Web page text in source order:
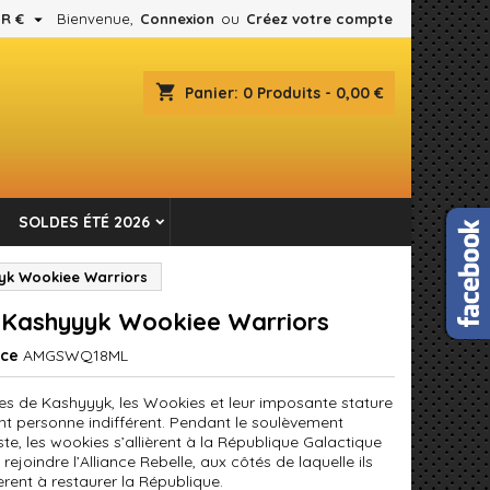
Bienvenue, Connexion ou Créez votre compte
€ 
shopping_cart Panier: 0 Produits - 0,00 €
SOLDES ÉTÉ 2026
Wookiee Warriors
Wookiee Warriors
AMGSWQ18ML
de Kashyyyk, les Wookies et leur imposante stature
personne indifférent. Pendant le soulèvement
les wookies s’allièrent à la République Galactique
l’Alliance Rebelle, aux côtés de laquelle ils
à restaurer la République.